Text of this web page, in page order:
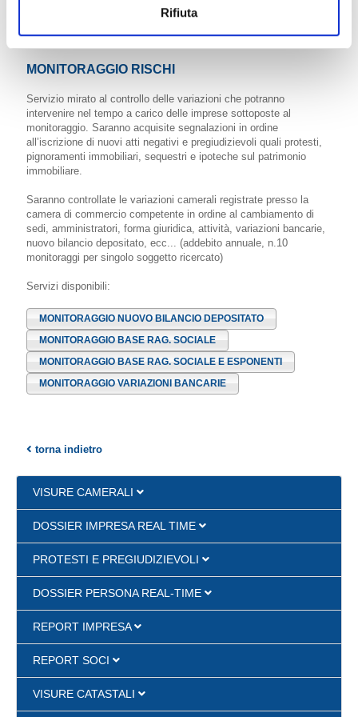
Rifiuta
MONITORAGGIO RISCHI
Servizio mirato al controllo delle variazioni che potranno
intervenire nel tempo a carico delle imprese sottoposte al
monitoraggio. Saranno acquisite segnalazioni in ordine
all’iscrizione di nuovi atti negativi e pregiudizievoli quali protesti,
pignoramenti immobiliari, sequestri e ipoteche sul patrimonio
immobiliare.
Saranno controllate le variazioni camerali registrate presso la
camera di commercio competente in ordine al cambiamento di
sedi, amministratori, forma giuridica, attività, variazioni bancarie,
nuovo bilancio depositato, ecc... (addebito annuale, n.10
monitoraggi per singolo soggetto ricercato)
Servizi disponibili:
MONITORAGGIO NUOVO BILANCIO DEPOSITATO
MONITORAGGIO BASE RAG. SOCIALE
MONITORAGGIO BASE RAG. SOCIALE E ESPONENTI
MONITORAGGIO VARIAZIONI BANCARIE
torna indietro
VISURE CAMERALI
DOSSIER IMPRESA REAL TIME
PROTESTI E PREGIUDIZIEVOLI
DOSSIER PERSONA REAL-TIME
REPORT IMPRESA
REPORT SOCI
VISURE CATASTALI